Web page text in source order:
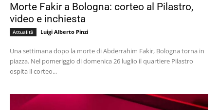
Morte Fakir a Bologna: corteo al Pilastro,
video e inchiesta
Attualità Luigi Alberto Pinzi
Una settimana dopo la morte di Abderrahim Fakir, Bologna torna in
piazza. Nel pomeriggio di domenica 26 luglio il quartiere Pilastro
ospita il corteo...